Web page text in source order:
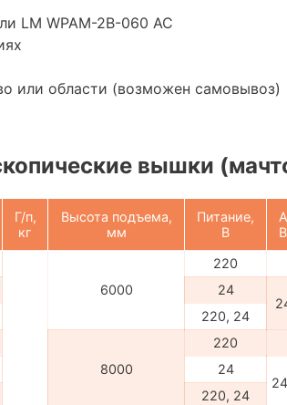
LM WPAM-2B-060 AC
или области (возможен самовывоз)
вышки
Г/п,
кг
Высота подъема,
мм
Питание,
В
6000
220
24
220, 24
8000
220
24
220, 24